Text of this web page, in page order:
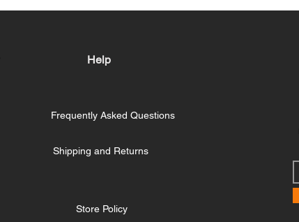
Help
Frequently Asked Questions
Shipping and Returns
Store Policy